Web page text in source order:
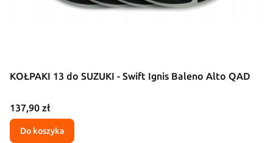
KOŁPAKI 13 do SUZUKI - Swift Ignis Baleno Alto QAD
Cena
137,90 zł
Do koszyka